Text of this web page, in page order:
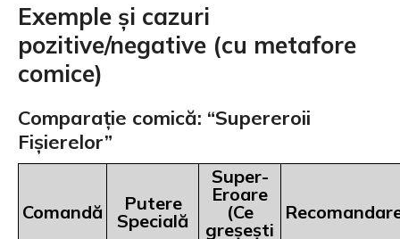
Exemple și cazuri
pozitive/negative (cu metafore
comice)
Comparație comică: “Supereroii
Fișierelor”
Comandă
Putere
Specială
Super-
Eroare
(Ce
greșești